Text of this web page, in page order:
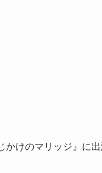
けのマリッジ』に